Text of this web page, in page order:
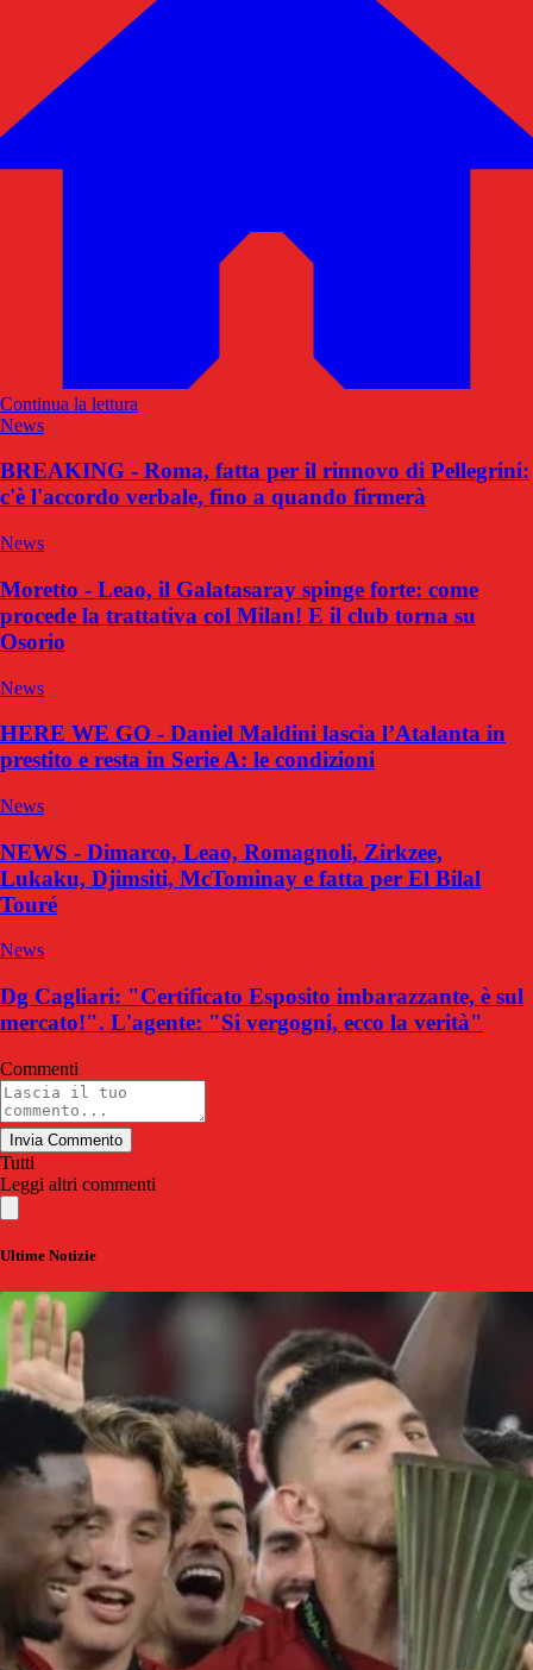
Continua la lettura
News
BREAKING - Roma, fatta per il rinnovo di Pellegrini:
c'è l'accordo verbale, fino a quando firmerà
News
Moretto - Leao, il Galatasaray spinge forte: come
procede la trattativa col Milan! E il club torna su
Osorio
News
HERE WE GO - Daniel Maldini lascia l’Atalanta in
prestito e resta in Serie A: le condizioni
News
NEWS - Dimarco, Leao, Romagnoli, Zirkzee,
Lukaku, Djimsiti, McTominay e fatta per El Bilal
Touré
News
Dg Cagliari: "Certificato Esposito imbarazzante, è sul
mercato!". L'agente: "Si vergogni, ecco la verità"
Commenti
Invia Commento
Tutti
Leggi altri commenti
Ultime Notizie